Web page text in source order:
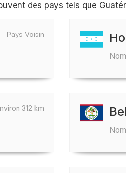
des pays tels que
Pays Voisin
312 km